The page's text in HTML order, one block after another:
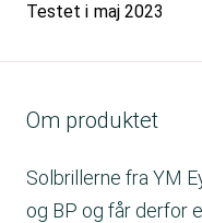
Testet i maj 2023
Om produktet
Solbrillerne fra YM
og BP og får derfor